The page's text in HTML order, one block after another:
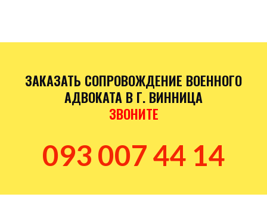
ЗАКАЗАТЬ СОПРОВОЖДЕНИЕ ВОЕННОГО
АДВОКАТА В Г. ВИННИЦА
ЗВОНИТЕ
093 007 44 14